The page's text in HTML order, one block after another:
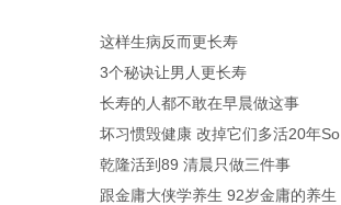
这样生病反而更长寿
3个秘诀让男人更长寿
长寿的人都不敢在早晨做这事
坏习惯毁健康 改掉它们多活20年So
乾隆活到89 清晨只做三件事
跟金庸大侠学养生 92岁金庸的养生